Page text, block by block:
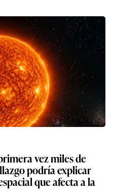
vez miles de
podría explicar
que afecta a la